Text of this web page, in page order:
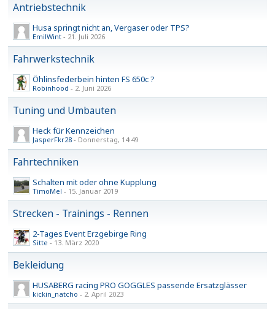
Antriebstechnik
Husa springt nicht an, Vergaser oder TPS?
EmilWint - 21. Juli 2026
Fahrwerkstechnik
Öhlinsfederbein hinten FS 650c ?
Robinhood - 2. Juni 2026
Tuning und Umbauten
Heck für Kennzeichen
JasperFkr28 - Donnerstag, 14:49
Fahrtechniken
Schalten mit oder ohne Kupplung
TimoMel - 15. Januar 2019
Strecken - Trainings - Rennen
2-Tages Event Erzgebirge Ring
Sitte - 13. März 2020
Bekleidung
HUSABERG racing PRO GOGGLES passende Ersatzglässer
kickin_natcho - 2. April 2023